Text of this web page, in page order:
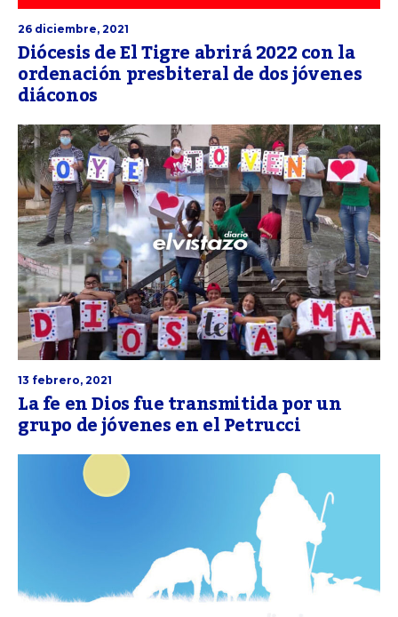
26 diciembre, 2021
Diócesis de El Tigre abrirá 2022 con la
ordenación presbiteral de dos jóvenes
diáconos
13 febrero, 2021
La fe en Dios fue transmitida por un
grupo de jóvenes en el Petrucci